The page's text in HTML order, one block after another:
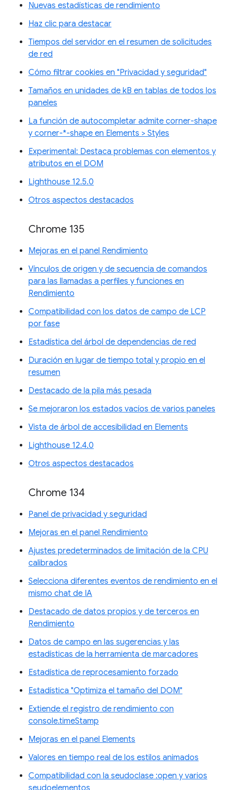
Nuevas estadísticas de rendimiento
Haz clic para destacar
Tiempos del servidor en el resumen de solicitudes
de red
Cómo filtrar cookies en "Privacidad y seguridad"
Tamaños en unidades de kB en tablas de todos los
paneles
La función de autocompletar admite corner-shape
y corner-*-shape en Elements > Styles
Experimental: Destaca problemas con elementos y
atributos en el DOM
Lighthouse 12.5.0
Otros aspectos destacados
Chrome 135
Mejoras en el panel Rendimiento
Vínculos de origen y de secuencia de comandos
para las llamadas a perfiles y funciones en
Rendimiento
Compatibilidad con los datos de campo de LCP
por fase
Estadística del árbol de dependencias de red
Duración en lugar de tiempo total y propio en el
resumen
Destacado de la pila más pesada
Se mejoraron los estados vacíos de varios paneles
Vista de árbol de accesibilidad en Elements
Lighthouse 12.4.0
Otros aspectos destacados
Chrome 134
Panel de privacidad y seguridad
Mejoras en el panel Rendimiento
Ajustes predeterminados de limitación de la CPU
calibrados
Selecciona diferentes eventos de rendimiento en el
mismo chat de IA
Destacado de datos propios y de terceros en
Rendimiento
Datos de campo en las sugerencias y las
estadísticas de la herramienta de marcadores
Estadística de reprocesamiento forzado
Estadística "Optimiza el tamaño del DOM"
Extiende el registro de rendimiento con
console.timeStamp
Mejoras en el panel Elements
Valores en tiempo real de los estilos animados
Compatibilidad con la seudoclase :open y varios